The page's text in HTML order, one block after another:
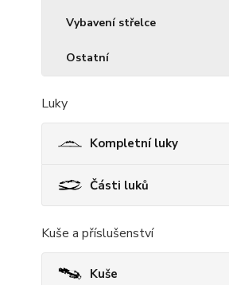
Vybavení střelce
Ostatní
Luky
Kompletní luky
Části luků
Kuše a příslušenství
Kuše